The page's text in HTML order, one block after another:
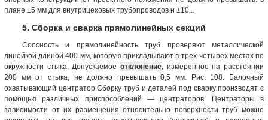
плане ±5 мм для внутрицеховых трубопроводов и ±10...
5. Сборка и сварка прямолинейных секций
Соосность и прямолинейность труб проверяют металлической
линейкой длиной 400 мм, которую прикладывают в трех-четырех местах по
окружности стыка. Допускаемое отклонение , измеренное на расстоянии
200 мм от стыка, не должно превышать 0,5 мм. Рис. 108. Балочный
охватывающий центратор Сборку труб и деталей под сварку производят с
помощью различных приспособлений — центраторов. Центраторы в
зависимости от их размещения относительно поверхности труб можно